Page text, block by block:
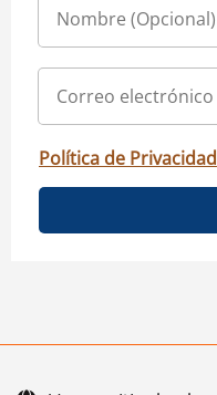
Política de Privacidad